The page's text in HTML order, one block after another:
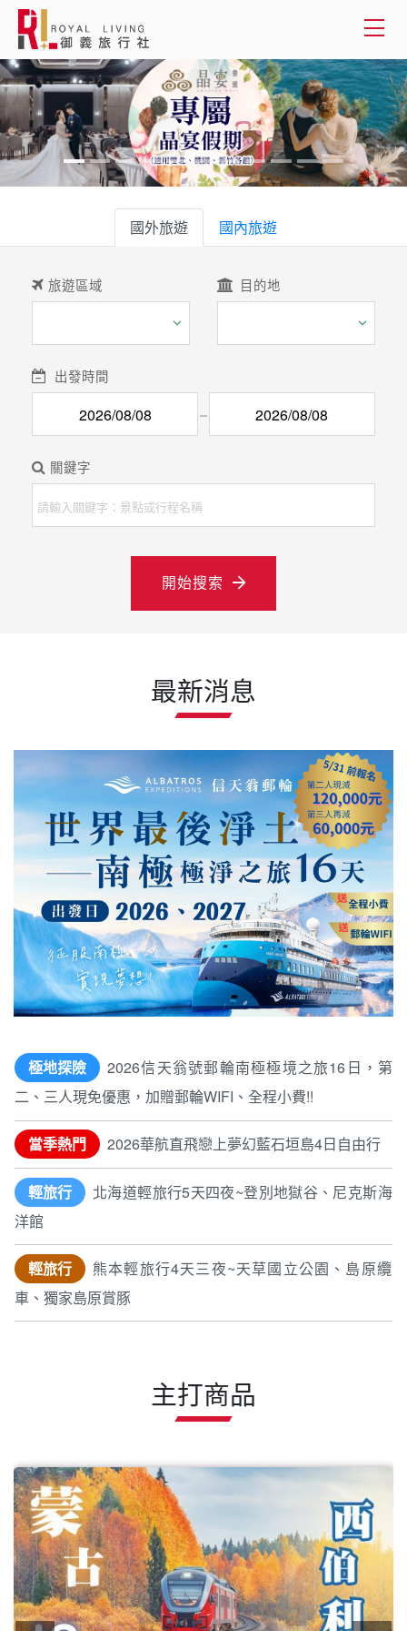
會員登入
國外旅遊
國內旅遊
客製服務
旅遊資訊
關於御義
國外旅遊 國內旅遊
旅遊區域 目的地
出發時間
關鍵字
開始搜索
最新消息
極地探險
2026信天翁號郵輪南極極境之旅16日，第
二、三人現免優惠，加贈郵輪WIFI、全程小費!!
當季熱門 2026華航直飛戀上夢幻藍石垣島4日自由行
輕旅行
北海道輕旅行5天四夜~登別地獄谷、尼克斯海
洋館
輕旅行
熊本輕旅行4天三夜~天草國立公園、島原纜
車、獨家島原賞豚
主打商品